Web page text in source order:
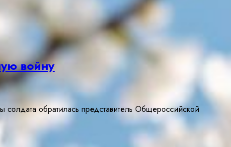
войну
солдата обратилась представитель Общероссийской